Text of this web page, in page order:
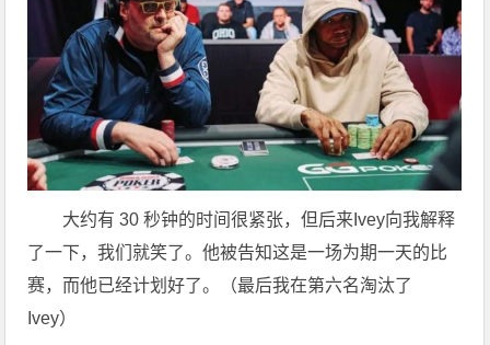
大约有 30 秒钟的时间很紧张，但后来Ivey向我解释
了一下，我们就笑了。他被告知这是一场为期一天的比
赛，而他已经计划好了。（最后我在第六名淘汰了
Ivey）